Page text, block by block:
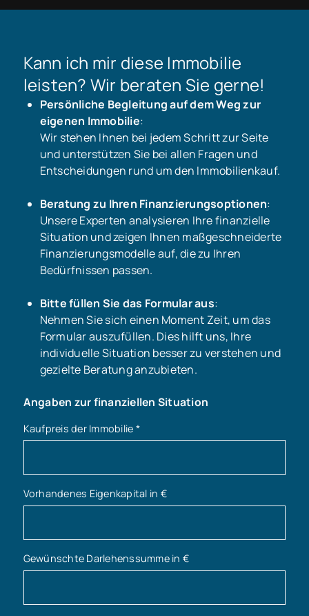
Kann ich mir diese Immobilie
leisten? Wir beraten Sie gerne!
Persönliche Begleitung auf dem Weg zur
eigenen Immobilie:
Wir stehen Ihnen bei jedem Schritt zur Seite
und unterstützen Sie bei allen Fragen und
Entscheidungen rund um den Immobilienkauf.
Beratung zu Ihren Finanzierungsoptionen:
Unsere Experten analysieren Ihre finanzielle
Situation und zeigen Ihnen maßgeschneiderte
Finanzierungsmodelle auf, die zu Ihren
Bedürfnissen passen.
Bitte füllen Sie das Formular aus:
Nehmen Sie sich einen Moment Zeit, um das
Formular auszufüllen. Dies hilft uns, Ihre
individuelle Situation besser zu verstehen und
gezielte Beratung anzubieten.
Angaben zur finanziellen Situation
Kaufpreis der Immobilie *
Vorhandenes Eigenkapital in €
Gewünschte Darlehenssumme in €